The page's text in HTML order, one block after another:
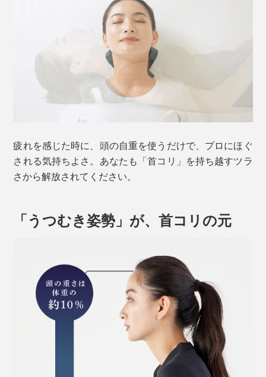
疲れを感じた時に、頭の自重を使うだけで、プロにほぐ
される気持ちよさ。あなたも「首コリ」を持ち越すツラ
さから解放されてください。
「うつむき姿勢」が、首コリの元